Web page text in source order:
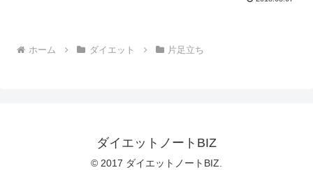
ホーム ダイエット 片足立ち
ダイエットノートBIZ
© 2017 ダイエットノートBIZ.